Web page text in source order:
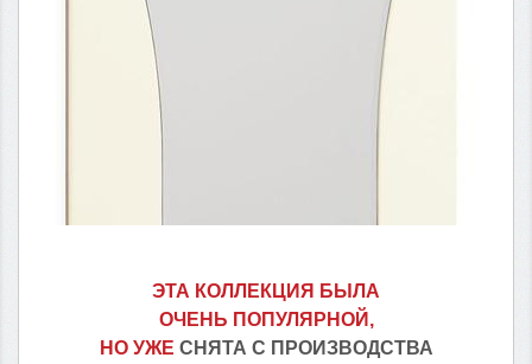
ЭТА КОЛЛЕКЦИЯ БЫЛА
ОЧЕНЬ ПОПУЛЯРНОЙ,
НО УЖЕ СНЯТА С ПРОИЗВОДСТВА